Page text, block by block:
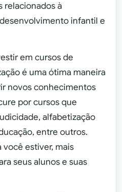
relacionados à
infantil e
em cursos de
é uma ótima maneira
novos conhecimentos
por cursos que
alfabetização
entre outros.
estiver, mais
seus alunos e suas